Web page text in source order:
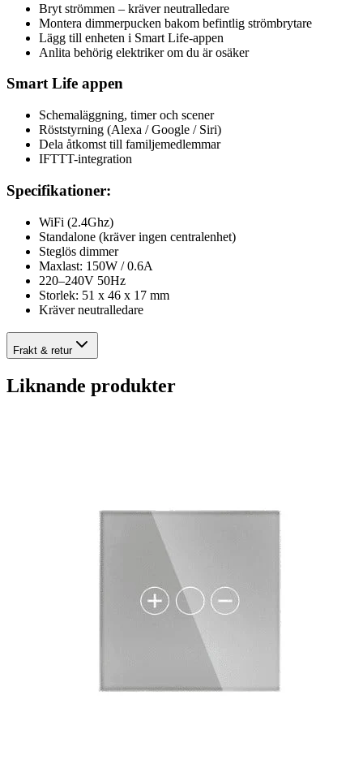
Bryt strömmen – kräver neutralledare
Montera dimmerpucken bakom befintlig strömbrytare
Lägg till enheten i Smart Life-appen
Anlita behörig elektriker om du är osäker
Smart Life appen
Schemaläggning, timer och scener
Röststyrning (Alexa / Google / Siri)
Dela åtkomst till familjemedlemmar
IFTTT-integration
Specifikationer:
WiFi (2.4Ghz)
Standalone (kräver ingen centralenhet)
Steglös dimmer
Maxlast: 150W / 0.6A
220–240V 50Hz
Storlek: 51 x 46 x 17 mm
Kräver neutralledare
Frakt & retur
Liknande produkter